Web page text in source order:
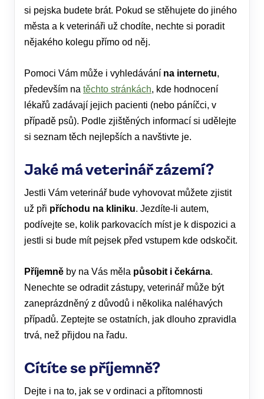
si pejska budete brát. Pokud se stěhujete do jiného
města a k veterináři už chodíte, nechte si poradit
nějakého kolegu přímo od něj.
Pomoci Vám může i vyhledávání na internetu,
především na těchto stránkách, kde hodnocení
lékařů zadávají jejich pacienti (nebo páníčci, v
případě psů). Podle zjištěných informací si udělejte
si seznam těch nejlepších a navštivte je.
Jaké má veterinář zázemí?
Jestli Vám veterinář bude vyhovovat můžete zjistit
už při příchodu na kliniku. Jezdíte-li autem,
podívejte se, kolik parkovacích míst je k dispozici a
jestli si bude mít pejsek před vstupem kde odskočit.
Příjemně by na Vás měla působit i čekárna.
Nenechte se odradit zástupy, veterinář může být
zaneprázdněný z důvodů i několika naléhavých
případů. Zeptejte se ostatních, jak dlouho zpravidla
trvá, než přijdou na řadu.
Cítíte se příjemně?
Dejte i na to, jak se v ordinaci a přítomnosti